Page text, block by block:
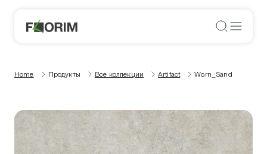
Home Продукты Все коллекции Artifact Worn_Sand